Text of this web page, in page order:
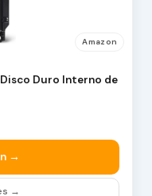
Amazon
Duro Interno de
→
→